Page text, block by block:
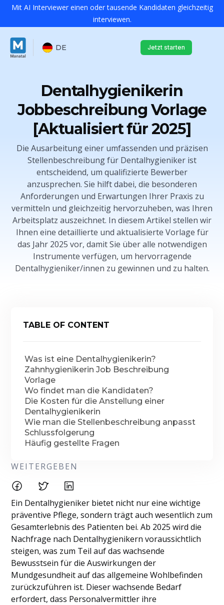
Mit AI Interviewer einen oder tausende Kandidaten gleichzeitig
interviewen.
DE Jetzt starten
Dentalhygienikerin
Jobbeschreibung Vorlage
[Aktualisiert für 2025]
Die Ausarbeitung einer umfassenden und präzisen
Stellenbeschreibung für Dentalhygieniker ist
entscheidend, um qualifizierte Bewerber
anzusprechen. Sie hilft dabei, die besonderen
Anforderungen und Erwartungen Ihrer Praxis zu
vermitteln und gleichzeitig hervorzuheben, was Ihren
Arbeitsplatz auszeichnet. In diesem Artikel stellen wir
Ihnen eine detaillierte und aktualisierte Vorlage für
das Jahr 2025 vor, damit Sie über alle notwendigen
Instrumente verfügen, um hervorragende
Dentalhygieniker/innen zu gewinnen und zu halten.
TABLE OF CONTENT
Was ist eine Dentalhygienikerin?
Zahnhygienikerin Job Beschreibung
Vorlage
Wo findet man die Kandidaten?
Die Kosten für die Anstellung einer
Dentalhygienikerin
Wie man die Stellenbeschreibung anpasst
Schlussfolgerung
Häufig gestellte Fragen
WEITERGEBEN
Ein Dentalhygieniker bietet nicht nur eine wichtige
präventive Pflege, sondern trägt auch wesentlich zum
Gesamterlebnis des Patienten bei. Ab 2025 wird die
Nachfrage nach Dentalhygienikern voraussichtlich
steigen, was zum Teil auf das wachsende
Bewusstsein für die Auswirkungen der
Mundgesundheit auf das allgemeine Wohlbefinden
zurückzuführen ist. Dieser wachsende Bedarf
erfordert, dass Personalvermittler ihre